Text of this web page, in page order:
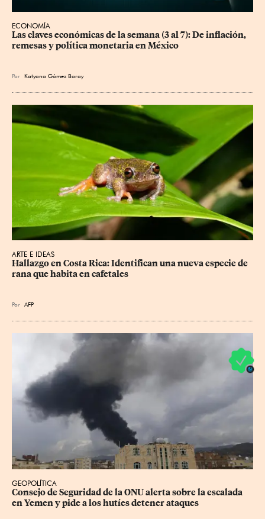
ECONOMÍA
Las claves económicas de la semana (3 al 7): De inflación,
remesas y política monetaria en México
Por Katyana Gómez Baray
ARTE E IDEAS
Hallazgo en Costa Rica: Identifican una nueva especie de
rana que habita en cafetales
Por AFP
GEOPOLÍTICA
Consejo de Seguridad de la ONU alerta sobre la escalada
en Yemen y pide a los hutíes detener ataques